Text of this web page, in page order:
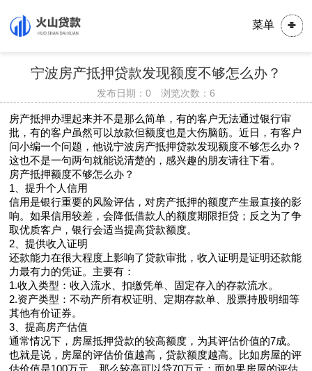
菜单
宁波房产抵押贷款发现额度不够怎么办？
发布日期：0 浏览次数： 6
房产抵押办理起来并不是那么简单，有的客户无法通过银行审
批，有的客户虽然可以放款但额度也是大伤脑筋。近日，有客户
问小编一个问题，他说宁波房产抵押贷款发现额度不够怎么办？
这也不是一句两句就能说清楚的，感兴趣的朋友请往下看。
房产抵押额度不够怎么办？
1、提升个人信用
信用是银行重要的风险评估，对房产抵押的额度产生最直接的影
响。如果信用较差，会降低借款人的额度期限拒贷；反之为了争
取优质客户，银行会适当提高贷款额度。
2、提供收入证明
还款能力在很大程度上影响了贷款审批，收入证明是证明还款能
力最有力的凭证。主要有：
1.收入类型：收入流水、扣缴凭单、固定存入的存款流水。
2.资产类型：不动产所有权证明、定期存款单、股票持股明细等
其他有价证券。
3、提高房产估值
通常情况下，房屋抵押贷款的较高额度，为其评估价值的7成。
也就是说，房屋的评估价值越高，贷款额度越高。比如房屋的评